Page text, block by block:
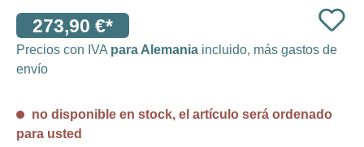
273,90 €*
Precios con IVA para Alemania incluido, más gastos de
envío
no disponible en stock, el artículo será ordenado
para usted